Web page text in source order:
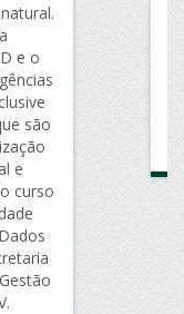
e o
são
e
curso